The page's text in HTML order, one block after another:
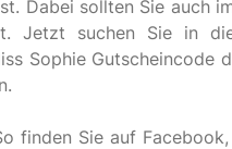
Dabei sollten Sie auch
Jetzt suchen Sie in
Sophie Gutscheincode
finden Sie auf